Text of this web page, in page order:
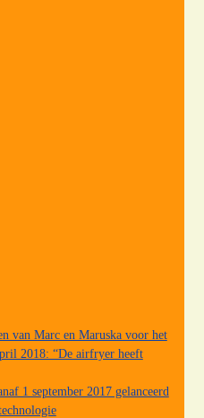
van Marc en Maruska voor het
2018: “De airfryer heeft
1 september 2017 gelanceerd